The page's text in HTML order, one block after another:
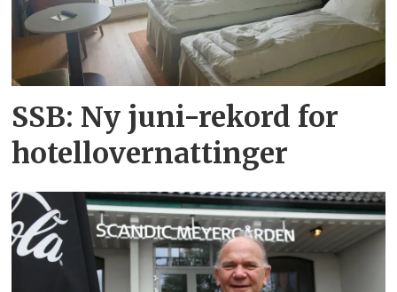
SSB: Ny juni-rekord for
hotellovernattinger